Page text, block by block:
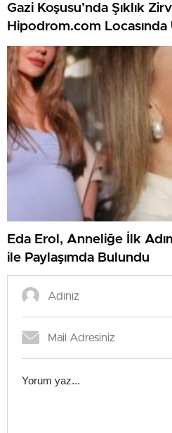
Gazi Koşusu’nda Şıklık
Hipodrom.com
Eda Erol, Anneliğe İlk
ile Paylaşımda Bulundu